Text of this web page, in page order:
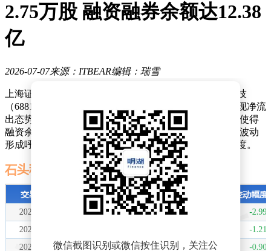
2.75万股 融资融券余额达12.38
亿
2026-07-07来源：ITBEAR编辑：瑞雪
上海证券交易所最新披露的融资融券数据显示，石头科技
（688169）7月3日出现显著资金动向。当日融资交易呈现净流
出态势，投资者偿还金额较买入金额多出3574.86万元，使得
融资余额降至12.33亿元。这种资金撤离现象与近期市场波动
形成呼应，反映出部分投资者对短期股价走势的谨慎态度。
微信截图识别或微信按住识别，关注公